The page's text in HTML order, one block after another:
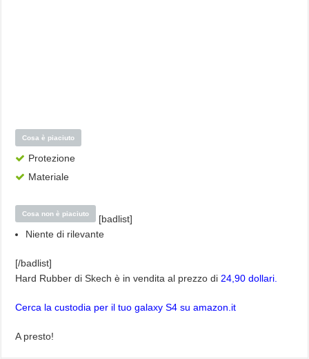
Cosa è piaciuto
Protezione
Materiale
Cosa non è piaciuto
[badlist]
Niente di rilevante
[/badlist]
Hard Rubber di Skech è in vendita al prezzo di 24,90 dollari.
Cerca la custodia per il tuo galaxy S4 su amazon.it
A presto!